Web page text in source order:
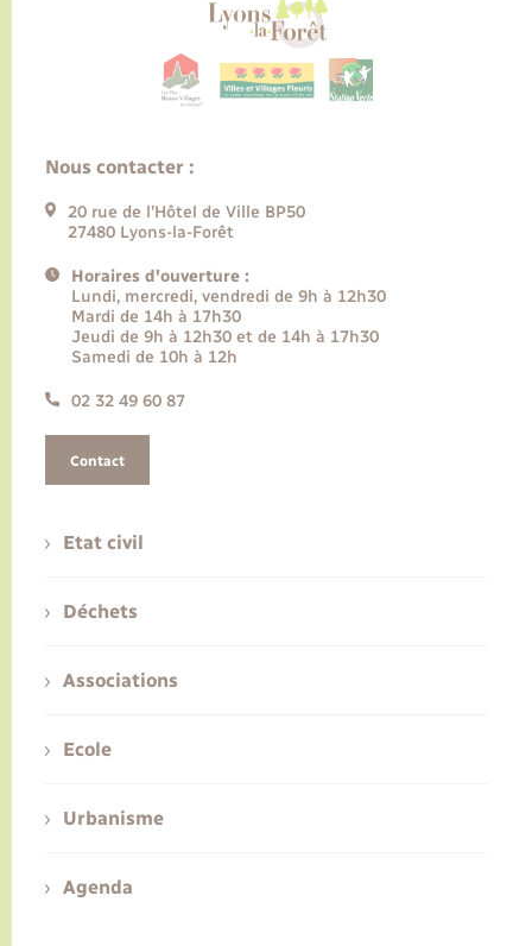
Nous contacter :
20 rue de l’Hôtel de Ville BP50
27480 Lyons-la-Forêt
Horaires d'ouverture :
Lundi, mercredi, vendredi de 9h à 12h30
Mardi de 14h à 17h30
Jeudi de 9h à 12h30 et de 14h à 17h30
Samedi de 10h à 12h
02 32 49 60 87
Contact
Etat civil
Déchets
Associations
Ecole
Urbanisme
Agenda